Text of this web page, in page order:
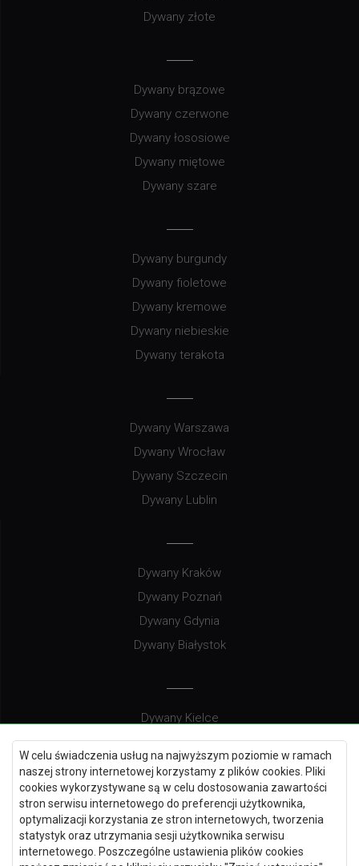
W celu świadczenia usług na najwyższym poziomie w ramach
naszej strony internetowej korzystamy z plików cookies. Pliki
cookies wykorzystywane są w celu dostosowania zawartości
stron serwisu internetowego do preferencji użytkownika,
optymalizacji korzystania ze stron internetowych, tworzenia
statystyk oraz utrzymania sesji użytkownika serwisu
internetowego. Poszczególne ustawienia plików cookies
Dywany złote
Dywany brązowe
Dywany czerwone
Dywany łososiowe
Dywany miętowe
Dywany szare
Dywany burgundy
Dywany fioletowe
Dywany kremowe
Dywany niebieskie
Dywany terakota
Dywany Warszawa
Dywany Wrocław
Dywany Szczecin
Dywany Lublin
Dywany Kraków
Dywany Poznań
Dywany Gdynia
Dywany Białystok
Dywany Kielce
Dywany Gdańsk
Dywany Toruń
Dywany Bydgoszcz
Dywany Łódź